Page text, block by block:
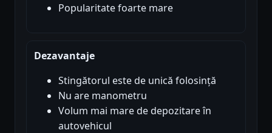
Popularitate foarte mare
Dezavantaje
Stingătorul este de unică folosință
Nu are manometru
Volum mai mare de depozitare în
autovehicul